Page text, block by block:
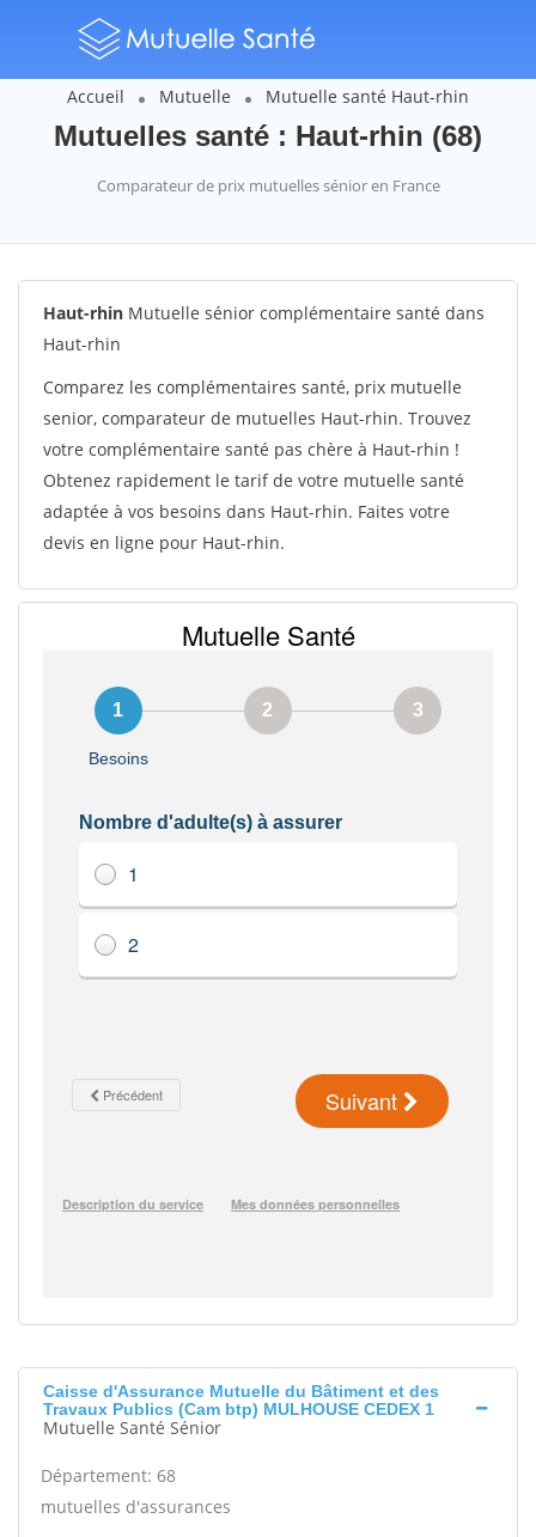
Accueil Mutuelle Mutuelle santé Haut-rhin
Mutuelles santé : Haut-rhin (68)
Comparateur de prix mutuelles sénior en France
Haut-rhin Mutuelle sénior complémentaire santé dans
Haut-rhin
Comparez les complémentaires santé, prix mutuelle
senior, comparateur de mutuelles Haut-rhin. Trouvez
votre complémentaire santé pas chère à Haut-rhin !
Obtenez rapidement le tarif de votre mutuelle santé
adaptée à vos besoins dans Haut-rhin. Faites votre
devis en ligne pour Haut-rhin.
Caisse d'Assurance Mutuelle du Bâtiment et des
Travaux Publics (Cam btp) MULHOUSE CEDEX 1
Mutuelle Santé Sénior
Département: 68
mutuelles d'assurances